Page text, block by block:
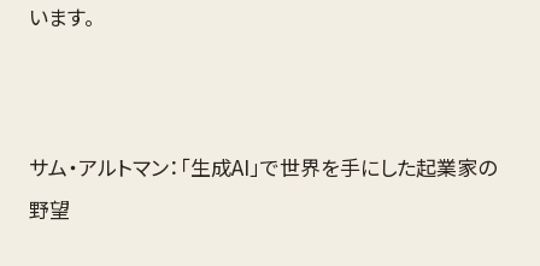
います。
サム・アルトマン：「生成AI」で世界を手にした起業家の
野望